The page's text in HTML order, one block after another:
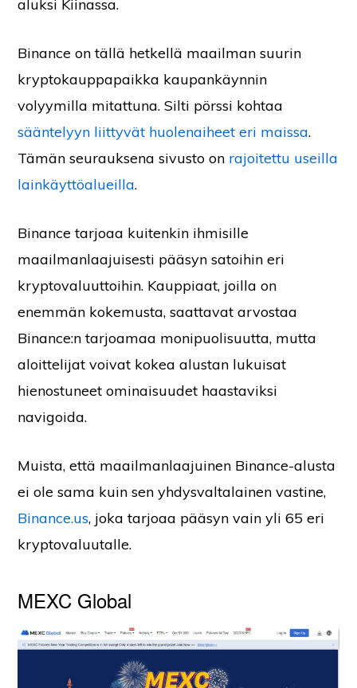
aluksi Kiinassa.
Binance on tällä hetkellä maailman suurin
kryptokauppapaikka kaupankäynnin
volyymilla mitattuna. Silti pörssi kohtaa
sääntelyyn liittyvät huolenaiheet eri maissa.
Tämän seurauksena sivusto on rajoitettu useilla
lainkäyttöalueilla.
Binance tarjoaa kuitenkin ihmisille
maailmanlaajuisesti pääsyn satoihin eri
kryptovaluuttoihin. Kauppiaat, joilla on
enemmän kokemusta, saattavat arvostaa
Binance:n tarjoamaa monipuolisuutta, mutta
aloittelijat voivat kokea alustan lukuisat
hienostuneet ominaisuudet haastaviksi
navigoida.
Muista, että maailmanlaajuinen Binance-alusta
ei ole sama kuin sen yhdysvaltalainen vastine,
Binance.us, joka tarjoaa pääsyn vain yli 65 eri
kryptovaluutalle.
MEXC Global